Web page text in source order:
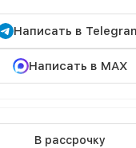
Написать в
Написать в MAX
В рассрочку